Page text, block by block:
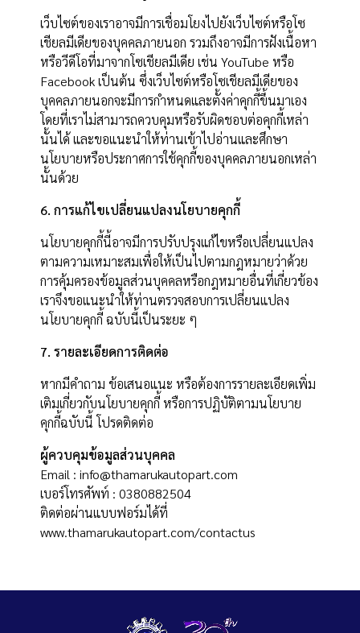
เว็บไซต์ของเราอาจมีการเชื่อมโยงไปยังเว็บไซต์หรือโซ
เชียลมีเดียของบุคคลภายนอก รวมถึงอาจมีการฝังเนื้อหา
หรือวีดีโอที่มาจากโซเชียลมีเดีย เช่น YouTube หรือ
Facebook เป็นต้น ซึ่งเว็บไซต์หรือโซเชียลมีเดียของ
บุคคลภายนอกจะมีการกำหนดและตั้งค่าคุกกี้ขึ้นมาเอง
โดยที่เราไม่สามารถควบคุมหรือรับผิดชอบต่อคุกกี้เหล่า
นั้นได้ และขอแนะนำให้ท่านเข้าไปอ่านและศึกษา
นโยบายหรือประกาศการใช้คุกกี้ของบุคคลภายนอกเหล่า
นั้นด้วย
6. การแก้ไขเปลี่ยนแปลงนโยบายคุกกี้
นโยบายคุกกี้นี้อาจมีการปรับปรุงแก้ไขหรือเปลี่ยนแปลง
ตามความเหมาะสมเพื่อให้เป็นไปตามกฎหมายว่าด้วย
การคุ้มครองข้อมูลส่วนบุคคลหรือกฎหมายอื่นที่เกี่ยวข้อง
เราจึงขอแนะนำให้ท่านตรวจสอบการเปลี่ยนแปลง
นโยบายคุกกี้ ฉบับนี้เป็นระยะ ๆ
7. รายละเอียดการติดต่อ
หากมีคำถาม ข้อเสนอแนะ หรือต้องการรายละเอียดเพิ่ม
เติมเกี่ยวกับนโยบายคุกกี้ หรือการปฏิบัติตามนโยบาย
คุกกี้ฉบับนี้ โปรดติดต่อ
ผู้ควบคุมข้อมูลส่วนบุคคล
Email : info@thamarukautopart.com
เบอร์โทรศัพท์ : 0380882504
ติดต่อผ่านแบบฟอร์มได้ที่
www.thamarukautopart.com/contactus